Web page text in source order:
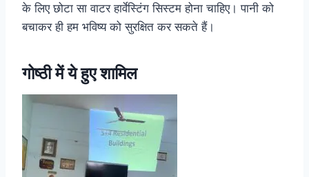
के लिए छोटा सा वाटर हार्वेस्टिंग सिस्टम होना चाहिए। पानी को
बचाकर ही हम भविष्य को सुरक्षित कर सकते हैं।
गोष्ठी में ये हुए शामिल